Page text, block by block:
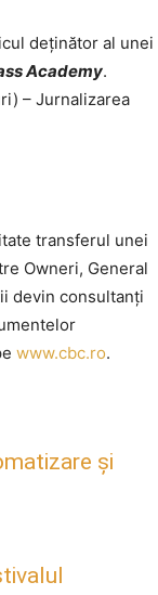
deținător al unei
Academy.
– Jurnalizarea
transferul unei
Owneri, General
devin consultanți
www.cbc.ro.
și